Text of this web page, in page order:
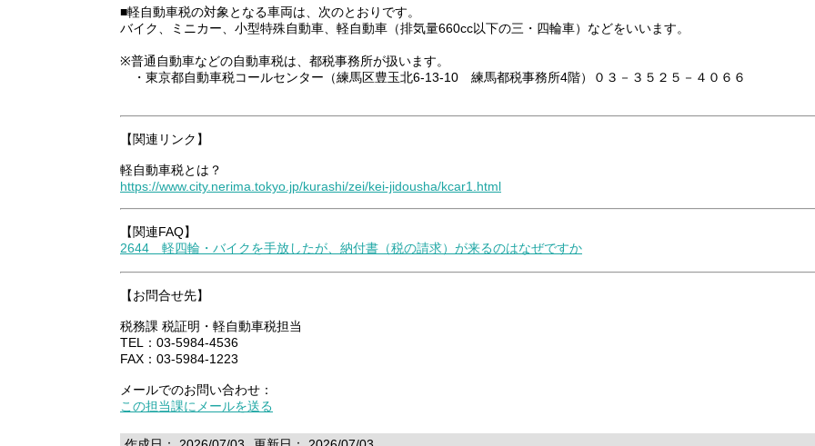
■軽自動車税の対象となる車両は、次のとおりです。
バイク、ミニカー、小型特殊自動車、軽自動車（排気量660cc以下の三・四輪車）などをいいます。
※普通自動車などの自動車税は、都税事務所が扱います。
・東京都自動車税コールセンター（練馬区豊玉北6-13-10 練馬都税事務所4階）０３－３５２５－４０６６
【関連リンク】
軽自動車税とは？
https://www.city.nerima.tokyo.jp/kurashi/zei/kei-jidousha/kcar1.html
【関連FAQ】
2644 軽四輪・バイクを手放したが、納付書（税の請求）が来るのはなぜですか
【お問合せ先】
税務課 税証明・軽自動車税担当
TEL：03-5984-4536
FAX：03-5984-1223
メールでのお問い合わせ：
この担当課にメールを送る